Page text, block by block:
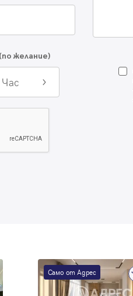
желание)
Час
Само от Адрес